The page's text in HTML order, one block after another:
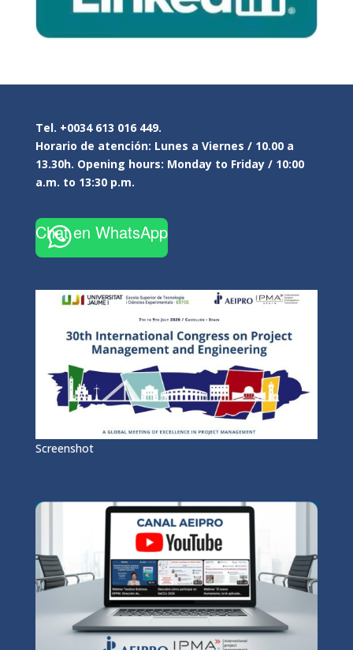
Tel. +0034 613 016 449.
Horario de atención: Lunes a Viernes / 10.00 a
13.30h. Opening hours: Monday to Friday / 10:00
a.m. to 13:30 p.m.
Chat en WhatsApp
Screenshot